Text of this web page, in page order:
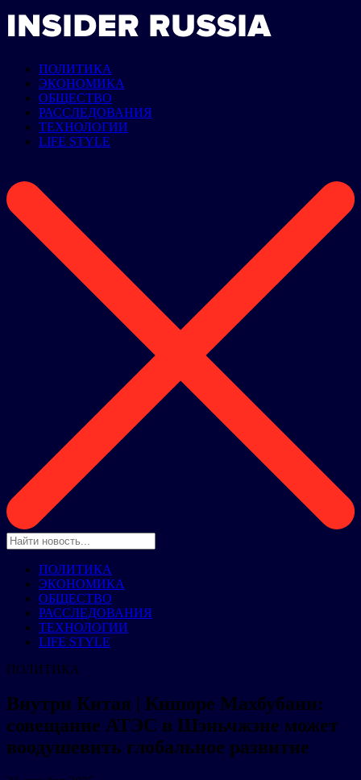
ПОЛИТИКА
ЭКОНОМИКА
ОБЩЕСТВО
РАССЛЕДОВАНИЯ
ТЕХНОЛОГИИ
LIFE STYLE
ПОЛИТИКА
ЭКОНОМИКА
ОБЩЕСТВО
РАССЛЕДОВАНИЯ
ТЕХНОЛОГИИ
LIFE STYLE
ПОЛИТИКА
Внутри Китая | Кишоре Махбубани:
совещание АТЭС в Шэньчжэне может
воодушевить глобальное развитие